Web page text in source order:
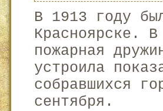
В 1913 году
Красноярске.
пожарная
устроила
собравшихся
сентября.